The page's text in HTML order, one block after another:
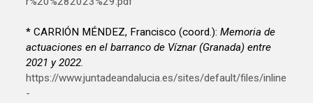
* CARRIÓN MÉNDEZ, Francisco (coord.):Memoria de
actuaciones en el barranco de Víznar (Granada) entre
2021 y 2022.
https://www.juntadeandalucia.es/sites/default/files/inline
-